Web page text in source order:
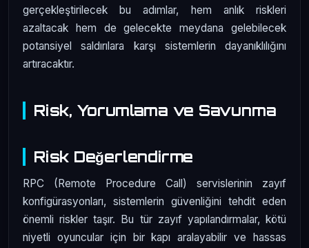
gerçekleştirilecek bu adımlar, hem anlık riskleri
azaltacak hem de gelecekte meydana gelebilecek
potansiyel saldırılara karşı sistemlerin dayanıklılığını
artıracaktır.
Risk, Yorumlama ve Savunma
Risk Değerlendirme
RPC (Remote Procedure Call) servislerinin zayıf
konfigürasyonları, sistemlerin güvenliğini tehdit eden
önemli riskler taşır. Bu tür zayıf yapılandırmalar, kötü
niyetli oyuncular için bir kapı aralayabilir ve hassas